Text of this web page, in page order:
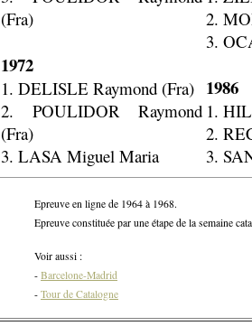
(Fra)
1972
1. DELISLE Raymond (Fra)
2. POULIDOR Raymond
(Fra)
3. LASA Miguel Maria
2.
3.
1986
1.
2.
3.
Epreuve en ligne de 1964 à 1968.
Epreuve constituée par une étape de la semaine
Voir aussi :
- Barcelone-Madrid
- Tour de Catalogne